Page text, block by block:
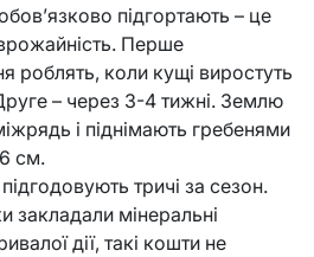
підгортають – це
Перше
роблять, коли кущі виростуть
– через 3-4 тижні. Землю
і піднімають гребенями
см.
тричі за сезон.
закладали мінеральні
дії, такі кошти не